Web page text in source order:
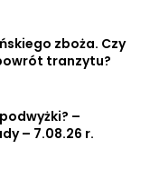
zboża. Czy
tranzytu?
–
– 7.08.26 r.